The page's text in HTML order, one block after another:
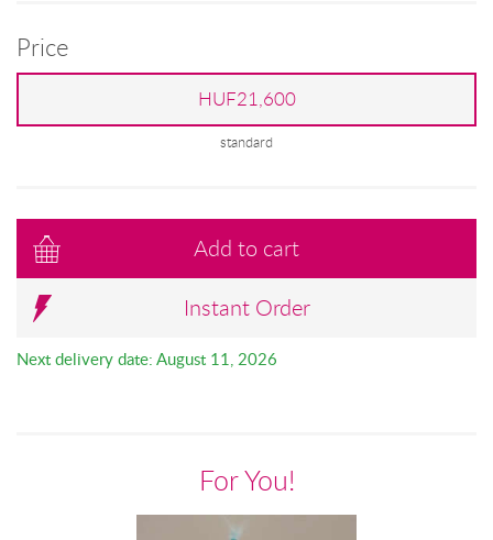
Price
HUF21,600
standard
Add to cart
Instant Order
Next delivery date: August 11, 2026
For You!